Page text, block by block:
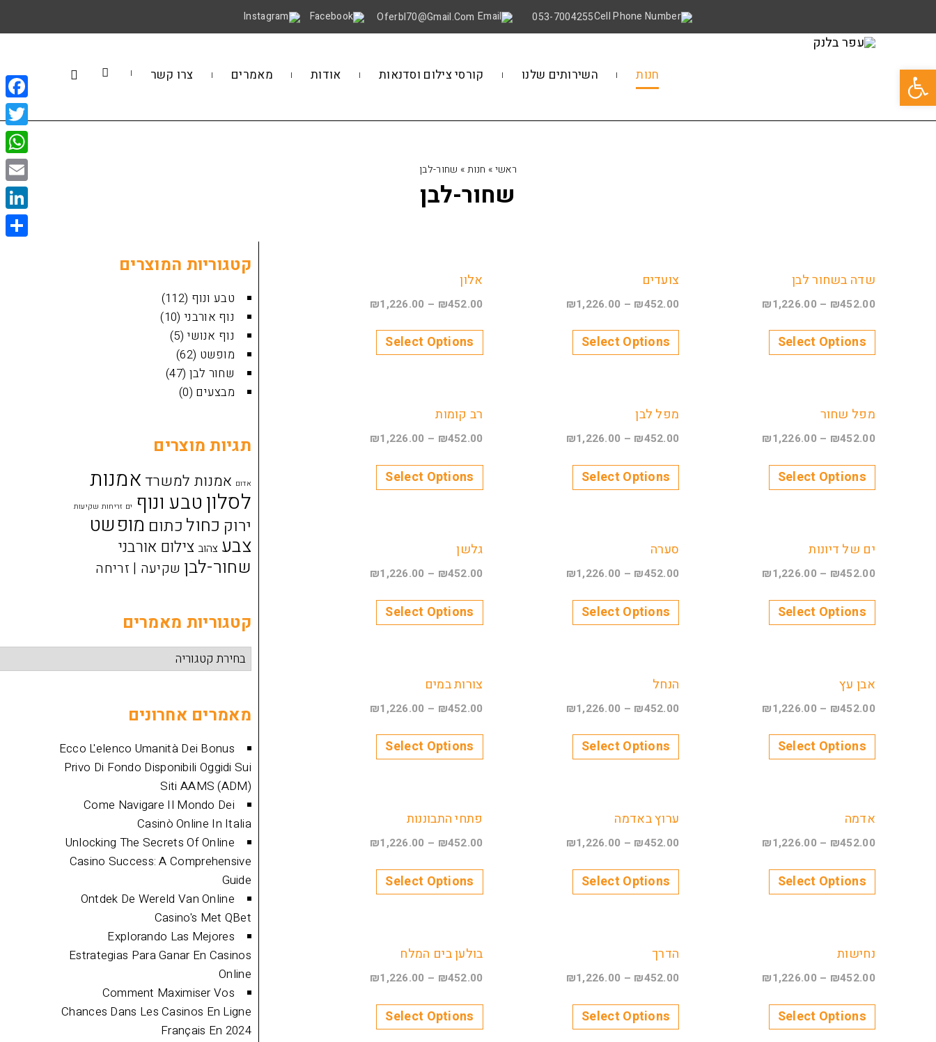
053-7004255
Oferbl70@gmail.Com
חנות השירותים שלנו קורסי צילום וסדנאות אודות מאמרים צרו קשר
ראשי» חנות» שחור-לבן
שחור-לבן
שדה בשחור לבן
₪452.00
–
₪1,226.00
Select Options
צועדים
₪452.00
–
₪1,226.00
Select Options
אלון
₪452.00
–
₪1,226.00
Select Options
מפל שחור
₪452.00
–
₪1,226.00
Select Options
מפל לבן
₪452.00
–
₪1,226.00
Select Options
רב קומות
₪452.00
–
₪1,226.00
Select Options
ים של דיונות
₪452.00
–
₪1,226.00
Select Options
סערה
₪452.00
–
₪1,226.00
Select Options
גלשן
₪452.00
–
₪1,226.00
Select Options
אבן עץ
₪452.00
–
₪1,226.00
Select Options
הנחל
₪452.00
–
₪1,226.00
Select Options
צורות במים
₪452.00
–
₪1,226.00
Select Options
אדמה
₪452.00
–
₪1,226.00
Select Options
ערוץ באדמה
₪452.00
–
₪1,226.00
Select Options
פתחי התבוננות
₪452.00
–
₪1,226.00
Select Options
נחישות
₪452.00
–
₪1,226.00
Select Options
הדרך
₪452.00
–
₪1,226.00
Select Options
בולען בים המלח
₪452.00
–
₪1,226.00
Select Options
קטגוריות המוצרים
טבע ונוף (112)
נוף אורבני (10)
נוף אנושי (5)
מופשט (62)
שחור לבן (47)
מבצעים (0)
תגיות מוצרים
אדום אמנות למשרד אמנות
לסלוןטבע ונוף ים זריחות שקיעות
ירוק כחול כתום מופשט
צבע צהוב צילום אורבני
שחור-לבן שקיעה | זריחה
קטגוריות מאמרים
קטגוריות
מאמרים
מאמרים אחרונים
Ecco L'elenco Umanità Dei Bonus
Privo Di Fondo Disponibili Oggidi Sui
Siti AAMS (ADM)
Come Navigare Il Mondo Dei
Casinò Online In Italia
Unlocking The Secrets Of Online
Casino Success: A Comprehensive
Guide
Ontdek De Wereld Van Online
Casino's Met QBet
Explorando Las Mejores
Estrategias Para Ganar En Casinos
Online
Comment Maximiser Vos
Chances Dans Les Casinos En Ligne
Français En 2024
פתח סרגל נגישות